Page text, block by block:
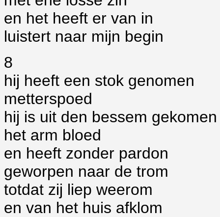
en het heeft er van in
luistert naar mijn begin
8
hij heeft een stok genomen
metterspoed
hij is uit den bessem gekomen
het arm bloed
en heeft zonder pardon
geworpen naar de trom
totdat zij liep weerom
en van het huis afklom